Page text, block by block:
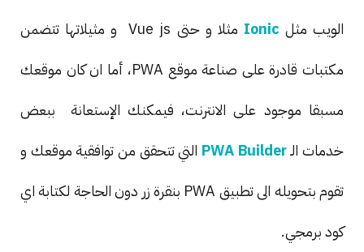
الويب مثل Ionic
مثلا و حتى Vue js و مثيلاتها تتضمن
مكتبات قادرة على صناعة موقع PWA، أما ان كان موقعك
مسبقا موجود على الانترنت، فيمكنك الإستعانة ببعض
خدمات الـPWA Builder التي تتحقق من توافقية موقعك و
تقوم بتحويله الى تطبيق PWA بنقرة زر دون الحاجة لكتابة اي
كود برمجي.